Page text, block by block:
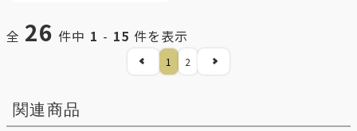
全 26 件中 1 - 15 件を表示
1 2
関連商品